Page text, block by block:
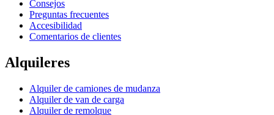
Consejos
Preguntas frecuentes
Accesibilidad
Comentarios de clientes
Alquileres
Alquiler de camiones de mudanza
Alquiler de van de carga
Alquiler de remolque